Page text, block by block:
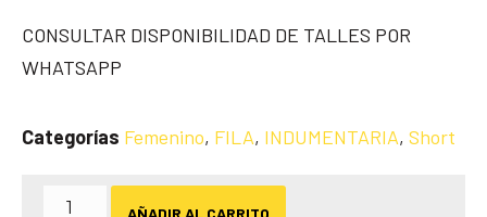
CONSULTAR DISPONIBILIDAD DE TALLES POR
WHATSAPP
Categorías Femenino, FILA, INDUMENTARIA, Short